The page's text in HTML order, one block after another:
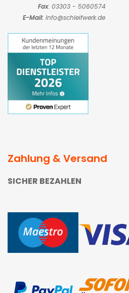
Fax: 03303 - 5060574
E-Mail: Info@schleifwerk.de
Zahlung & Versand
SICHER BEZAHLEN